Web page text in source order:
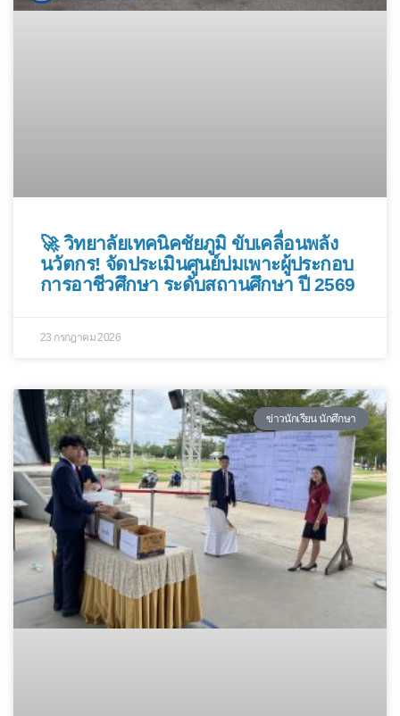
🚀 วิทยาลัยเทคนิคชัยภูมิ ขับเคลื่อนพลัง
นวัตกร! จัดประเมินศูนย์บ่มเพาะผู้ประกอบ
การอาชีวศึกษา ระดับสถานศึกษา ปี 2569
23 กรกฎาคม 2026
ข่าวนักเรียน นักศึกษา